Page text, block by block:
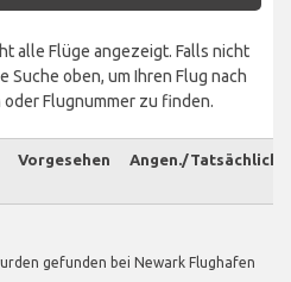
alle Flüge angezeigt. Falls nicht
Suche oben, um Ihren Flug nach
Flugnummer zu finden.
Vorgesehen Angen./Tatsächlich
gefunden bei Newark Flughafen